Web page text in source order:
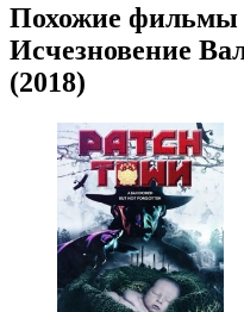
Похожие фильмы
Исчезновение
(2018)